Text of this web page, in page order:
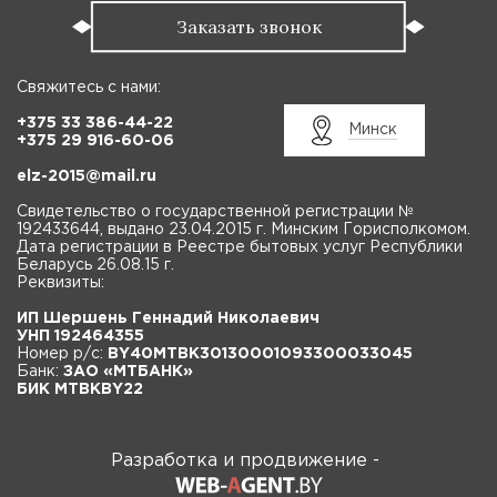
Заказать звонок
Минск
Свяжитесь с нами:
+375 33 386-44-22
+375 29 916-60-06
elz-2015@mail.ru
Свидетельство о государственной регистрации №
192433644, выдано 23.04.2015 г. Минским Горисполкомом.
Дата регистрации в Реестре бытовых услуг Республики
Беларусь 26.08.15 г.
Реквизиты:
ИП Шершень Геннадий Николаевич
УНП 192464355
Номер р/с:
BY40MTBK30130001093300033045
Банк: ЗАО «МТБАНК»
БИК MTBKBY22
Разработка и продвижение -